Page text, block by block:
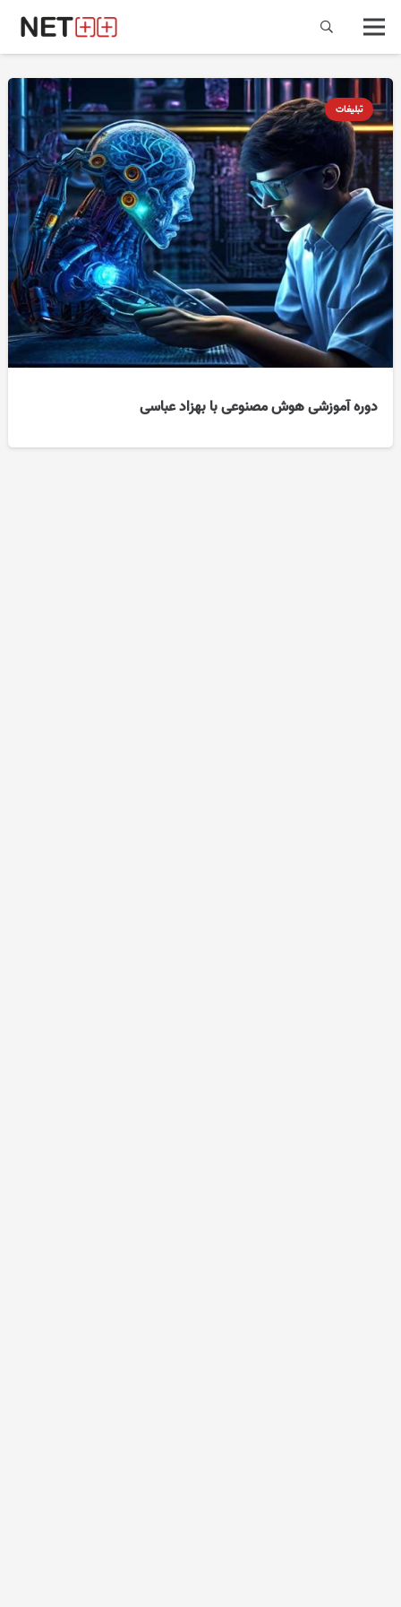
تبلیغات
دوره آموزشی هوش مصنوعی با بهزاد عباسی